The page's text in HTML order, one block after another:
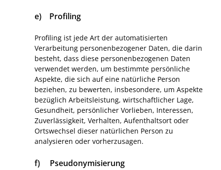
e) Profiling
Profiling ist jede Art der automatisierten
Verarbeitung personenbezogener Daten, die darin
besteht, dass diese personenbezogenen Daten
verwendet werden, um bestimmte persönliche
Aspekte, die sich auf eine natürliche Person
beziehen, zu bewerten, insbesondere, um Aspekte
bezüglich Arbeitsleistung, wirtschaftlicher Lage,
Gesundheit, persönlicher Vorlieben, Interessen,
Zuverlässigkeit, Verhalten, Aufenthaltsort oder
Ortswechsel dieser natürlichen Person zu
analysieren oder vorherzusagen.
f) Pseudonymisierung